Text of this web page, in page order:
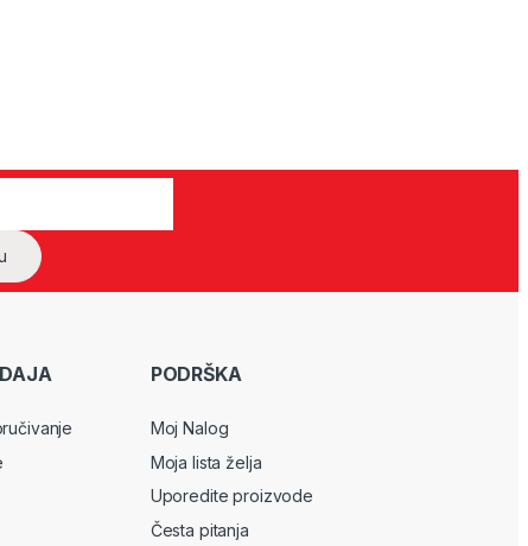
PODRŠKA
Moj Nalog
Moja lista želja
Uporedite proizvode
Česta pitanja